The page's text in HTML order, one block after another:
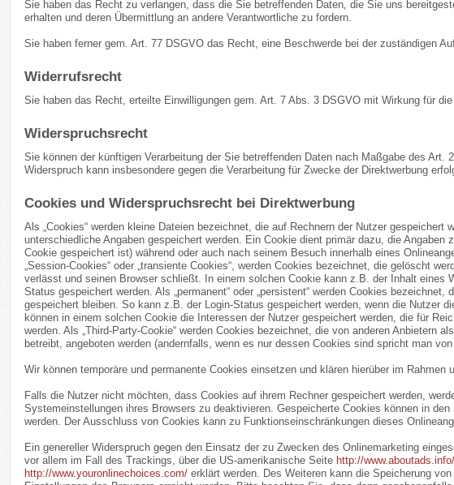
Sie haben das Recht zu verlangen, dass die Sie betreffenden Daten, die Sie uns
erhalten und deren Übermittlung an andere Verantwortliche zu fordern.
Sie haben ferner gem. Art. 77 DSGVO das Recht, eine Beschwerde bei der zuständigen
Widerrufsrecht
Sie haben das Recht, erteilte Einwilligungen gem. Art. 7 Abs. 3 DSGVO mit Wirkung für
Widerspruchsrecht
Sie können der künftigen Verarbeitung der Sie betreffenden Daten nach Maßgabe des Art.
Widerspruch kann insbesondere gegen die Verarbeitung für Zwecke der Direktwerbung
Cookies und Widerspruchsrecht bei Direktwerbung
Als „Cookies“ werden kleine Dateien bezeichnet, die auf Rechnern der Nutzer gespeichert
unterschiedliche Angaben gespeichert werden. Ein Cookie dient primär dazu, die Angaben
Cookie gespeichert ist) während oder auch nach seinem Besuch innerhalb eines
„Session-Cookies“ oder „transiente Cookies“, werden Cookies bezeichnet, die gelöscht
verlässt und seinen Browser schließt. In einem solchen Cookie kann z.B. der Inhalt eines
Status gespeichert werden. Als „permanent“ oder „persistent“ werden Cookies
gespeichert bleiben. So kann z.B. der Login-Status gespeichert werden, wenn die Nutzer
können in einem solchen Cookie die Interessen der Nutzer gespeichert werden, die für
werden. Als „Third-Party-Cookie“ werden Cookies bezeichnet, die von anderen Anbietern
betreibt, angeboten werden (andernfalls, wenn es nur dessen Cookies sind spricht man von
Wir können temporäre und permanente Cookies einsetzen und klären hierüber im Rahmen
Falls die Nutzer nicht möchten, dass Cookies auf ihrem Rechner gespeichert werden,
Systemeinstellungen ihres Browsers zu deaktivieren. Gespeicherte Cookies können in
werden. Der Ausschluss von Cookies kann zu Funktionseinschränkungen dieses
Ein genereller Widerspruch gegen den Einsatz der zu Zwecken des Onlinemarketing
vor allem im Fall des Trackings, über die US-amerikanische Seite http://
http://www.youronlinechoices.com/erklärt werden. Des Weiteren kann die Speicherung